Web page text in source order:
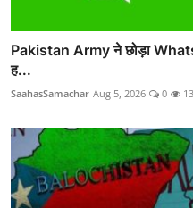
Pakistan Army ने छोड़ा
ह...
SaahasSamachar Aug 5, 2026 0 13